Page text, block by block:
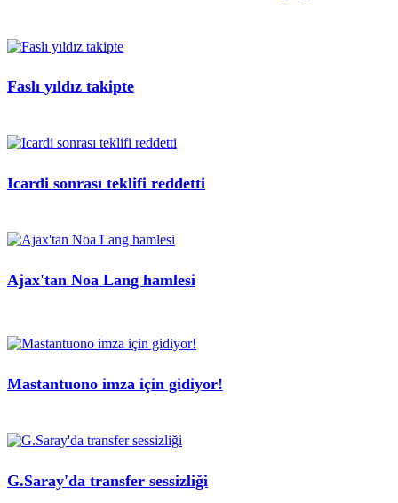
Faslı yıldız takipte
Icardi sonrası teklifi reddetti
Ajax'tan Noa Lang hamlesi
Mastantuono imza için gidiyor!
G.Saray'da transfer sessizliği